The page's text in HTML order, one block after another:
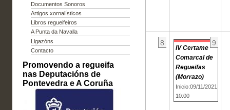
Documentos Sonoros
Artigos xornalísticos
Libros regueifeiros
A Punta da Navalla
Ligazóns
Contacto
Promovendo a regueifa
nas Deputacións de
Pontevedra e A Coruña
8 9
IV Certame
Comarcal de
Regueifas
(Morrazo)
Inicio:09/11/2021
10:00